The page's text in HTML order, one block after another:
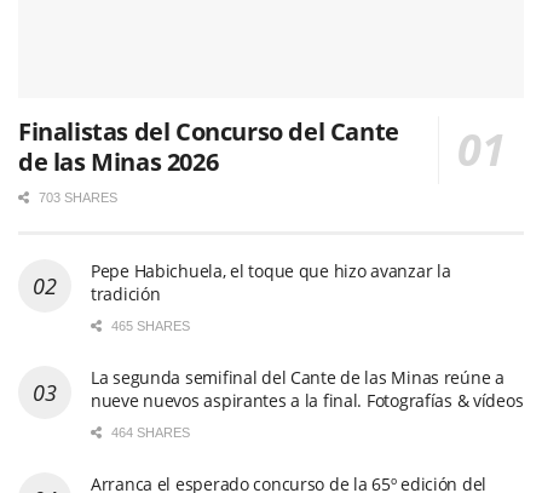
Finalistas del Concurso del Cante
de las Minas 2026
703 SHARES
Pepe Habichuela, el toque que hizo avanzar la
tradición
465 SHARES
La segunda semifinal del Cante de las Minas reúne a
nueve nuevos aspirantes a la final. Fotografías & vídeos
464 SHARES
Arranca el esperado concurso de la 65º edición del